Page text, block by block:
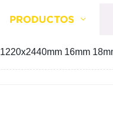
PRODUCTOS
1220x2440mm 16mm